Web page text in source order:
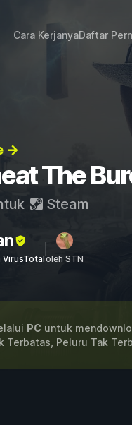
Cara KerjanyaDaftar
→
The
Steam
VirusTotaloleh STN
PC untuk
Terbatas, Peluru Tak